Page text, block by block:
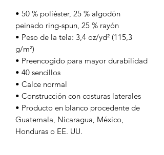
• 50 % poliéster, 25 % algodón
peinado ring-spun, 25 % rayón
• Peso de la tela: 3,4 oz/yd² (115,3
g/m²)
• Preencogido para mayor durabilidad
• 40 sencillos
• Calce normal
• Construcción con costuras laterales
• Producto en blanco procedente de
Guatemala, Nicaragua, México,
Honduras o EE. UU.